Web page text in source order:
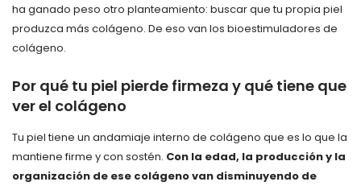
ha ganado peso otro planteamiento: buscar que tu propia piel
produzca más colágeno. De eso van los bioestimuladores de
colágeno.
Por qué tu piel pierde firmeza y qué tiene que
ver el colágeno
Tu piel tiene un andamiaje interno de colágeno que es lo que la
mantiene firme y con sostén. Con la edad, la producción y la
organización de ese colágeno van disminuyendo de